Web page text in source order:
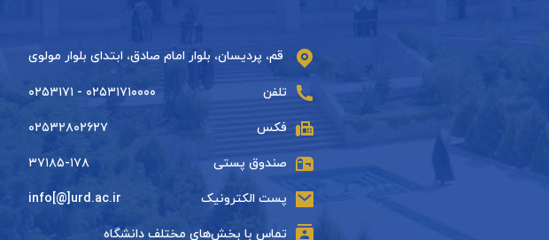
قم، پردیسان، بلوار امام صادق، ابتدای بلوار مولوی
تلفن ۰۲۵۳۱۷۱۰۰۰۰ - ۰۲۵۳۱۷۱
فکس ۰۲۵۳۲۸۰۲۶۲۷
صندوق پستی ۳۷۱۸۵-۱۷۸
پست الکترونیک info[@]urd.ac.ir
تماس با بخش‌های مختلف دانشگاه